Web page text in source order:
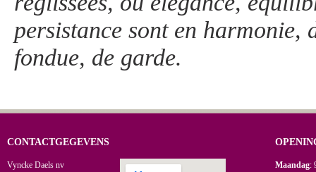
persistance sont en harmonie,
fondue, de garde.
CONTACTGEGEVENS
Vyncke Daels nv
Maandag: